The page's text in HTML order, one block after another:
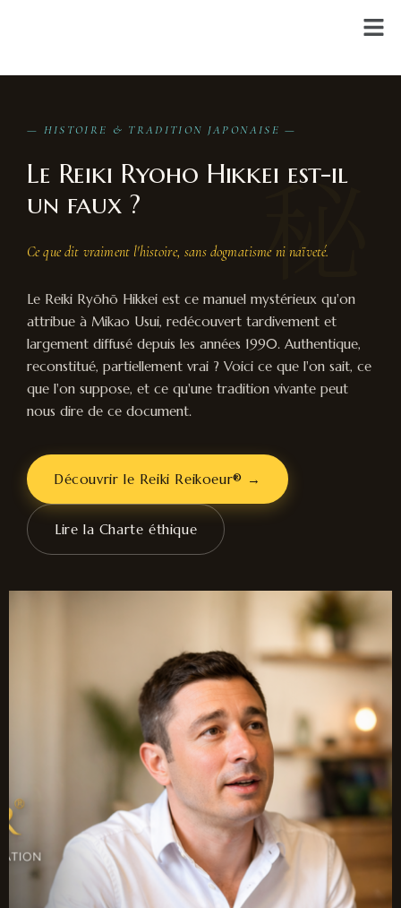
秘
— HISTOIRE & TRADITION JAPONAISE —
Le Reiki Ryoho Hikkei est-il
un faux ?
Ce que dit vraiment l'histoire, sans dogmatisme ni naïveté.
Le Reiki Ryōhō Hikkei est ce manuel mystérieux qu'on
attribue à Mikao Usui, redécouvert tardivement et
largement diffusé depuis les années 1990. Authentique,
reconstitué, partiellement vrai ? Voici ce que l'on sait, ce
que l'on suppose, et ce qu'une tradition vivante peut
nous dire de ce document.
Découvrir le Reiki Reikoeur® →
Lire la Charte éthique